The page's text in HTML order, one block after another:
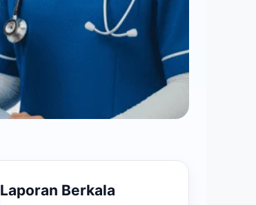
Laporan Berkala